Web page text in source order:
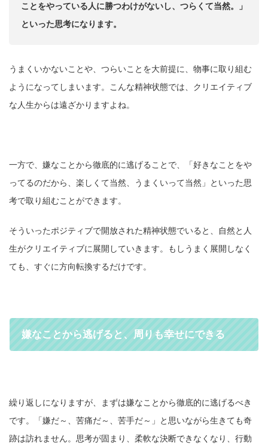
ことをやっている人に勝つわけがないし、つらくて当然。」
といった思考になります。
うまくいかないことや、つらいことを大前提に、物事に取り組む
ようになってしまいます。こんな精神状態では、クリエイティブ
な人生からは遠ざかりますよね。
一方で、嫌なことから徹底的に逃げることで、「好きなことをや
ってるのだから、楽しくて当然、うまくいって当然」といった思
考で取り組むことができます。
そういったポジティブで開放された精神状態でいると、自然と人
生がクリエイティブに展開していきます。もしうまく展開しなく
ても、すぐに方向転換するだけです。
嫌なことから逃げると、周りも幸せにできる
繰り返しになりますが、まずは嫌なことから徹底的に逃げるべき
です。「嫌だ～、苦痛だ～、苦手だ～」と思いながら生きても奇
跡は訪れません。思考が固まり、柔軟な決断できなくなり、行動